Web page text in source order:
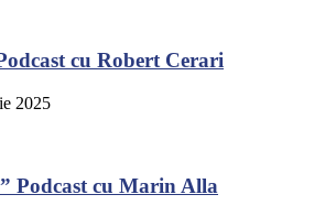
cu Robert Cerari
2025
Podcast cu Marin Alla